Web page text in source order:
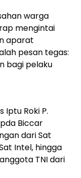
warga
mengintai
aparat
pesan tegas:
bagi pelaku
Iptu Roki P.
Biccar
dari Sat
Intel, hingga
TNI dari